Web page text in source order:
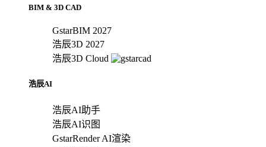
BIM & 3D CAD
GstarBIM 2027
浩辰3D 2027
浩辰3D Cloud
浩辰AI
浩辰AI助手
浩辰AI识图
GstarRender AI渲染